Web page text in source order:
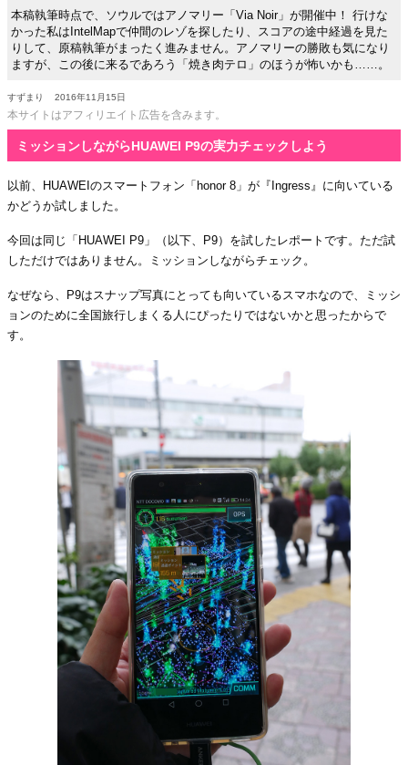
本稿執筆時点で、ソウルではアノマリー「Via Noir」が開催中！ 行けな
かった私はIntelMapで仲間のレゾを探したり、スコアの途中経過を見た
りして、原稿執筆がまったく進みません。アノマリーの勝敗も気になり
ますが、この後に来るであろう「焼き肉テロ」のほうが怖いかも……。
すずまり 2016年11月15日
本サイトはアフィリエイト広告を含みます。
ミッションしながらHUAWEI P9の実力チェックしよう
以前、HUAWEIのスマートフォン「honor 8」が『Ingress』に向いている
かどうか試しました。
今回は同じ「HUAWEI P9」（以下、P9）を試したレポートです。ただ試
しただけではありません。ミッションしながらチェック。
なぜなら、P9はスナップ写真にとっても向いているスマホなので、ミッシ
ョンのために全国旅行しまくる人にぴったりではないかと思ったからで
す。